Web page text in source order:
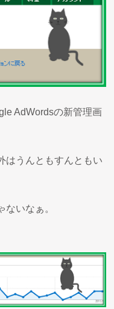
AdWordsの新管理画
はうんともすんともい
いなぁ。